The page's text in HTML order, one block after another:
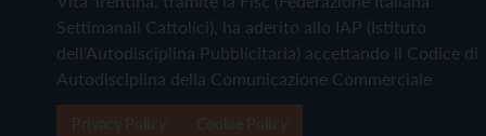
Settimanali Cattolici), ha aderito allo IAP (Istituto
dell'Autodisciplina Pubblicitaria) accettando il Codice di
Autodisciplina della Comunicazione Commerciale